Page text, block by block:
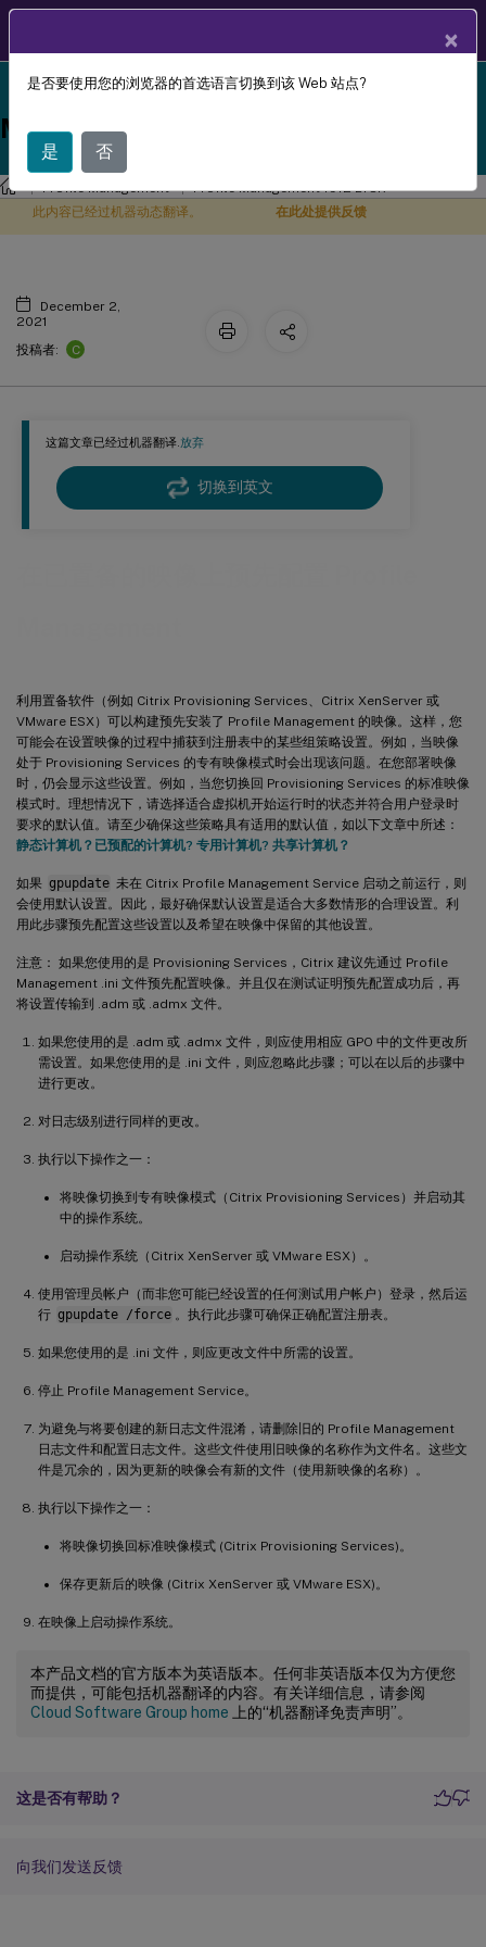
Profile Management 1912 LTSR reached end-of-life
to a newer version of Profile Management.
Profile Management Profile Management 1912 LTSR
这篇文章已经过机器翻译.放弃
切换到英文
利用置备软件（例如 Citrix Provisioning Services、Citrix XenServer 或
VMware ESX）可以构建预先安装了 Profile Management 的映像。这样，您
可能会在设置映像的过程中捕获到注册表中的某些组策略设置。例如，当映像
处于 Provisioning Services 的专有映像模式时会出现该问题。在您部署映像
时，仍会显示这些设置。例如，当您切换回 Provisioning Services 的标准映像
模式时。理想情况下，请选择适合虚拟机开始运行时的状态并符合用户登录时
要求的默认值。请至少确保这些策略具有适用的默认值，如以下文章中所述：
静态计算机？已预配的计算机? 专用计算机? 共享计算机？
如果 gpupdate 未在 Citrix Profile Management Service 启动之前运行，则
会使用默认设置。因此，最好确保默认设置是适合大多数情形的合理设置。利
用此步骤预先配置这些设置以及希望在映像中保留的其他设置。
注意： 如果您使用的是 Provisioning Services，Citrix 建议先通过 Profile
Management .ini 文件预先配置映像。并且仅在测试证明预先配置成功后，再
将设置传输到 .adm 或 .admx 文件。
如果您使用的是 .adm 或 .admx 文件，则应使用相应 GPO 中的文件更改所
需设置。如果您使用的是 .ini 文件，则应忽略此步骤；可以在以后的步骤中
进行更改。
对日志级别进行同样的更改。
执行以下操作之一：
将映像切换到专有映像模式（Citrix Provisioning Services）并启动其
中的操作系统。
启动操作系统（Citrix XenServer 或 VMware ESX）。
使用管理员帐户（而非您可能已经设置的任何测试用户帐户）登录，然后运
行 gpupdate /force 。执行此步骤可确保正确配置注册表。
如果您使用的是 .ini 文件，则应更改文件中所需的设置。
停止 Profile Management Service。
为避免与将要创建的新日志文件混淆，请删除旧的 Profile Management
日志文件和配置日志文件。这些文件使用旧映像的名称作为文件名。这些文
件是冗余的，因为更新的映像会有新的文件（使用新映像的名称）。
执行以下操作之一：
将映像切换回标准映像模式 (Citrix Provisioning Services)。
保存更新后的映像 (Citrix XenServer 或 VMware ESX)。
在映像上启动操作系统。
本产品文档的官方版本为英语版本。任何非英语版本仅为方便您
而提供，可能包括机器翻译的内容。有关详细信息，请参阅
Cloud Software Group home 上的“机器翻译免责声明”。
这是否有帮助？
向我们发送反馈
此内容已经过机器动态翻译。 在此处提供反馈
在已置备的映像上预先配置 Profile
Management
December 2,
2021
投稿者:
C
×
是否要使用您的浏览器的首选语言切换到该 Web 站点?
是 否